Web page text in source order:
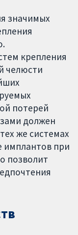
значимых
крепления
челюсти
потерей
должен
же системах
имплантов при
позволит